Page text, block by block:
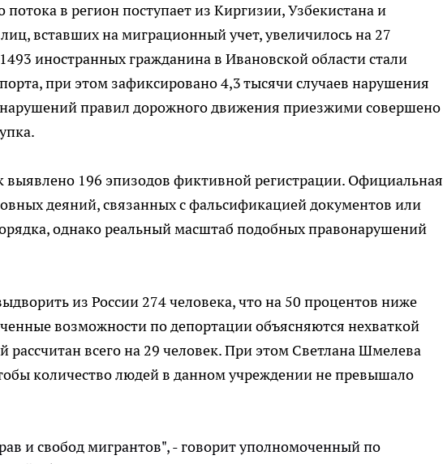
в регион поступает из Киргизии, Узбекистана и
вставших на миграционный учет, увеличилось на 27
иностранных гражданина в Ивановской области стали
при этом зафиксировано 4,3 тысячи случаев нарушения
правил дорожного движения приезжими совершено
выявлено 196 эпизодов фиктивной регистрации. Официальная
деяний, связанных с фальсификацией документов или
однако реальный масштаб подобных правонарушений
из России 274 человека, что на 50 процентов ниже
возможности по депортации объясняются нехваткой
рассчитан всего на 29 человек. При этом Светлана Шмелева
количество людей в данном учреждении не превышало
и свобод мигрантов", - говорит уполномоченный по